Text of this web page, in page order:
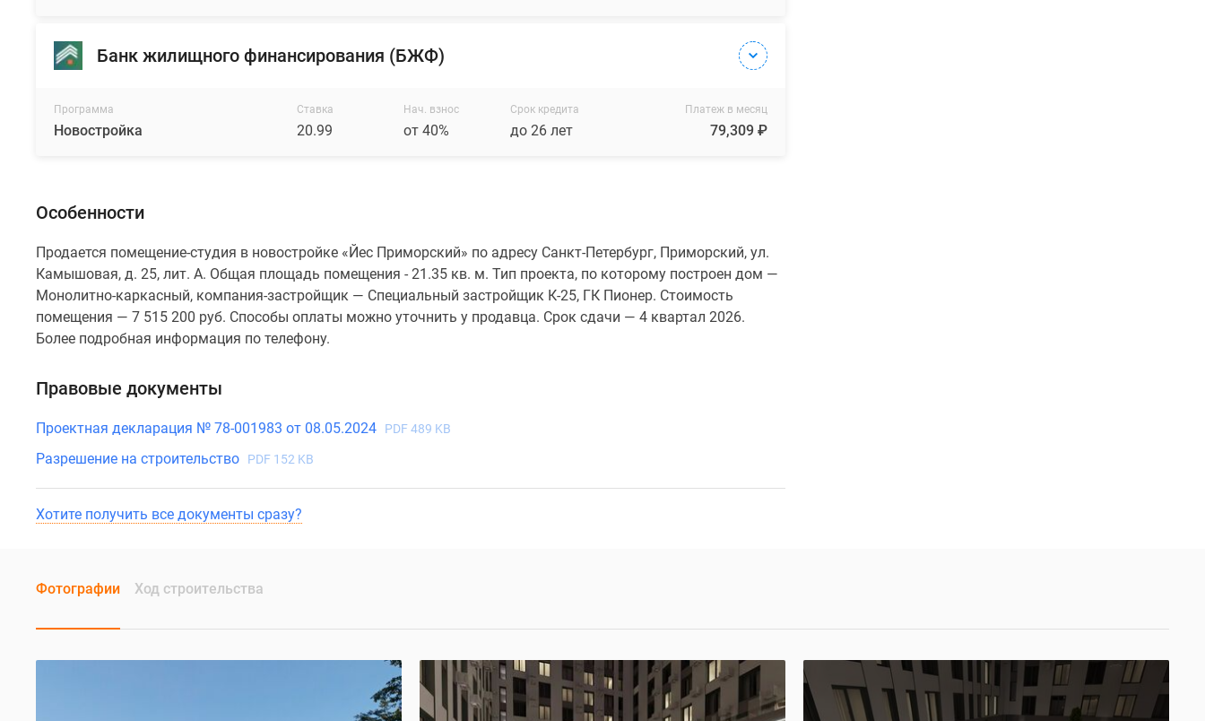
Банк жилищного финансирования (БЖФ)
Программа
Новостройка
Ставка
20.99
Нач. взнос
от 40%
Срок кредита
до 26 лет
Платеж в месяц
79,309 ₽
Особенности
Продается помещение-студия в новостройке «Йес Приморский» по адресу Санкт-Петербург, Приморский, ул.
Камышовая, д. 25, лит. А. Общая площадь помещения - 21.35 кв. м. Тип проекта, по которому построен дом —
Монолитно-каркасный, компания-застройщик — Специальный застройщик К-25, ГК Пионер. Стоимость
помещения — 7 515 200 руб. Способы оплаты можно уточнить у продавца. Срок сдачи — 4 квартал 2026.
Более подробная информация по телефону.
Правовые документы
Проектная декларация № 78-001983 от 08.05.2024 PDF 489 KB
Разрешение на строительство PDF 152 KB
Хотите получить все документы сразу?
Фотографии Ход строительства